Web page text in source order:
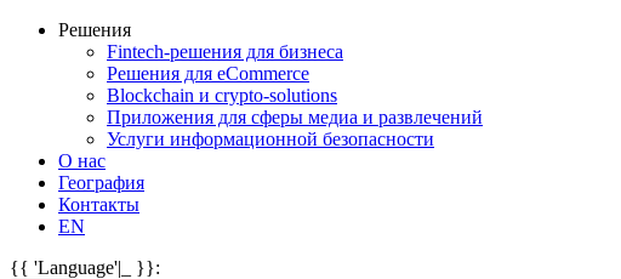
Решения
Fintech-решения для бизнеса
Решения для eCommerce
Blockchain и crypto-solutions
Приложения для сферы медиа и развлечений
Услуги информационной безопасности
О нас
География
Контакты
EN
{{ 'Language'|_ }}: